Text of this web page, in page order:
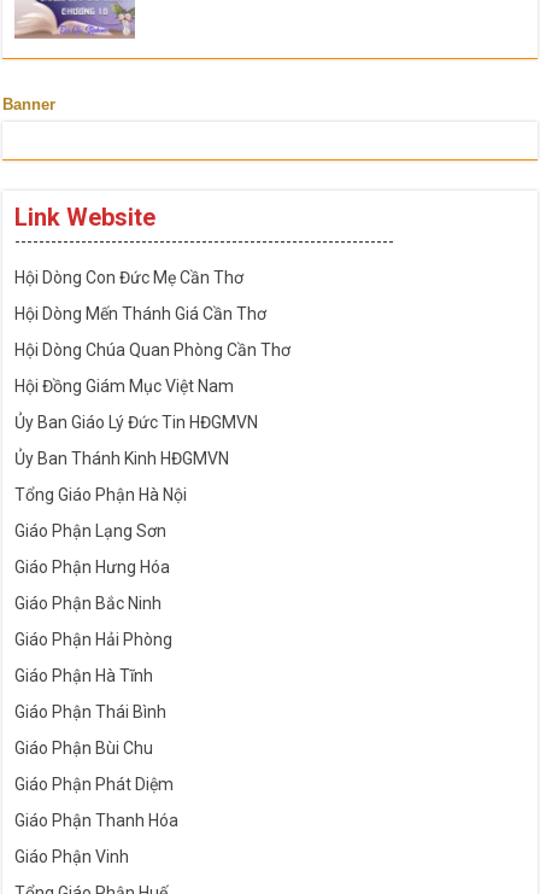
Banner
Link Website
---------------------------------------------------------------
Hội Dòng Con Đức Mẹ Cần Thơ
Hội Dòng Mến Thánh Giá Cần Thơ
Hội Dòng Chúa Quan Phòng Cần Thơ
Hội Đồng Giám Mục Việt Nam
Ủy Ban Giáo Lý Đức Tin HĐGMVN
Ủy Ban Thánh Kinh HĐGMVN
Tổng Giáo Phận Hà Nội
Giáo Phận Lạng Sơn
Giáo Phận Hưng Hóa
Giáo Phận Bắc Ninh
Giáo Phận Hải Phòng
Giáo Phận Hà Tĩnh
Giáo Phận Thái Bình
Giáo Phận Bùi Chu
Giáo Phận Phát Diệm
Giáo Phận Thanh Hóa
Giáo Phận Vinh